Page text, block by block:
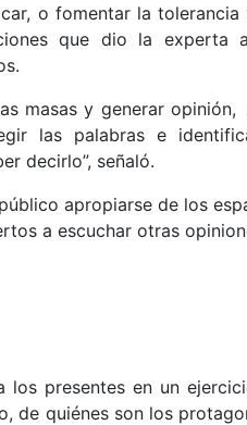
o fomentar la
que dio la experta
masas y generar
las palabras e
decirlo”, señaló.
apropiarse de los
a escuchar otras
presentes en un
de quiénes son los